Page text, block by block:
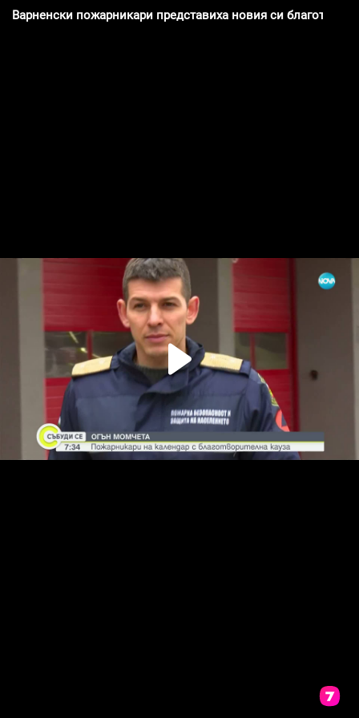
Варненски пожарникари представиха новия си